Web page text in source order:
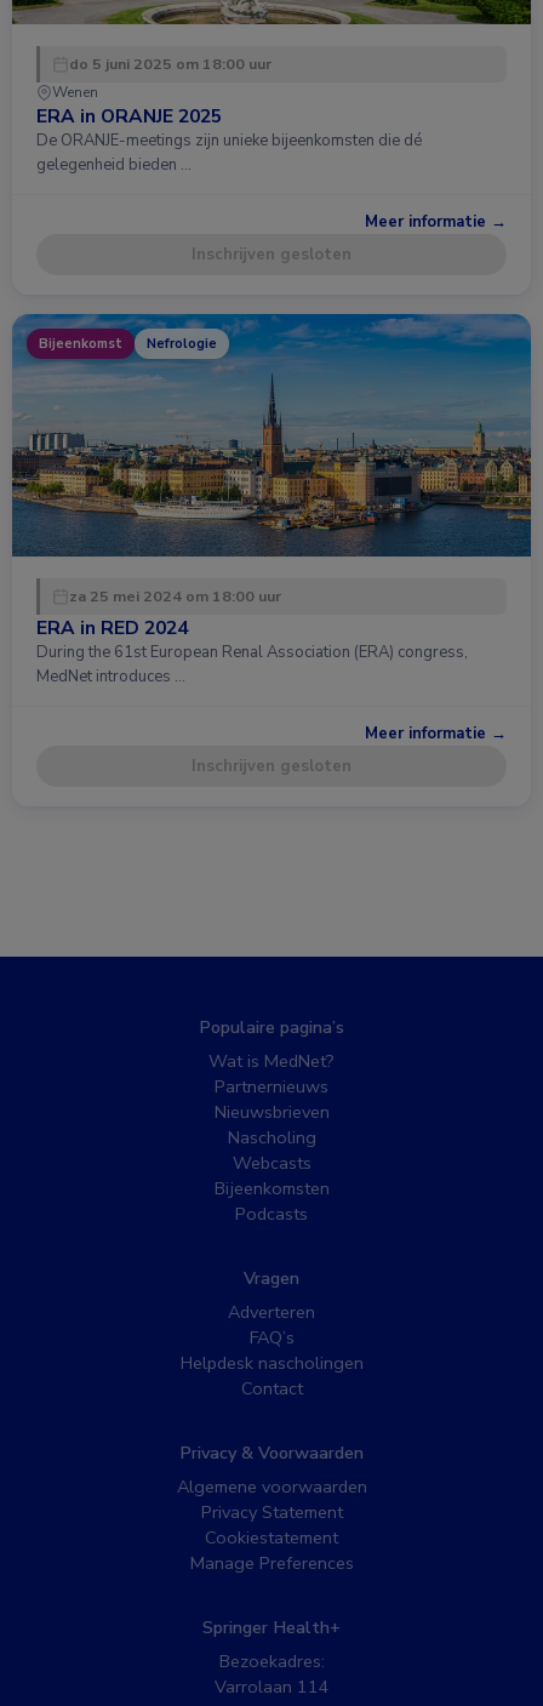
do 5 juni 2025 om 18:00 uur
Wenen
ERA in ORANJE 2025
De ORANJE-meetings zijn unieke bijeenkomsten die dé
gelegenheid bieden …
Meer informatie →
Inschrijven gesloten
Bijeenkomst Nefrologie
za 25 mei 2024 om 18:00 uur
ERA in RED 2024
During the 61st European Renal Association (ERA) congress,
MedNet introduces …
Meer informatie →
Inschrijven gesloten
Populaire pagina’s
Wat is MedNet?
Partnernieuws
Nieuwsbrieven
Nascholing
Webcasts
Bijeenkomsten
Podcasts
Vragen
Adverteren
FAQ’s
Helpdesk nascholingen
Contact
Privacy & Voorwaarden
Algemene voorwaarden
Privacy Statement
Cookiestatement
Manage Preferences
Springer Health+
Bezoekadres:
Varrolaan 114